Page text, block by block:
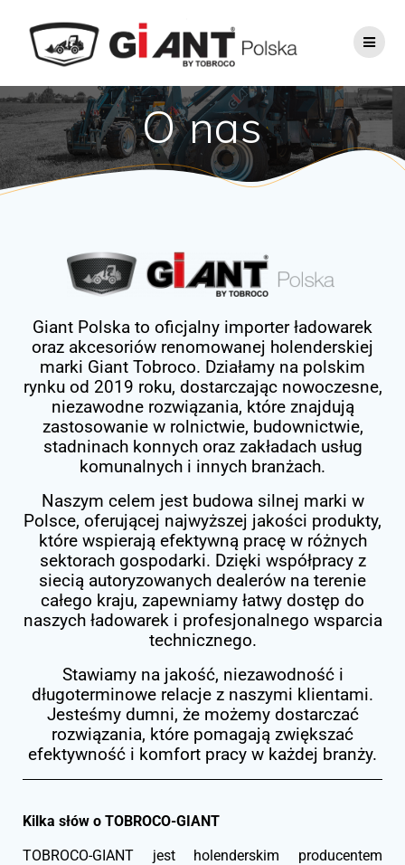
O nas
Giant Polska to oficjalny importer ładowarek
oraz akcesoriów renomowanej holenderskiej
marki Giant Tobroco. Działamy na polskim
rynku od 2019 roku, dostarczając nowoczesne,
niezawodne rozwiązania, które znajdują
zastosowanie w rolnictwie, budownictwie,
stadninach konnych oraz zakładach usług
komunalnych i innych branżach.
Naszym celem jest budowa silnej marki w
Polsce, oferującej najwyższej jakości produkty,
które wspierają efektywną pracę w różnych
sektorach gospodarki. Dzięki współpracy z
siecią autoryzowanych dealerów na terenie
całego kraju, zapewniamy łatwy dostęp do
naszych ładowarek i profesjonalnego wsparcia
technicznego.
Stawiamy na jakość, niezawodność i
długoterminowe relacje z naszymi klientami.
Jesteśmy dumni, że możemy dostarczać
rozwiązania, które pomagają zwiększać
efektywność i komfort pracy w każdej branży.
Kilka słów o TOBROCO-GIANT
TOBROCO-GIANT jest holenderskim producentem